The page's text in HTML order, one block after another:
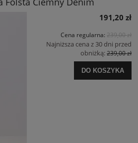
191,20 zł
Cena regularna: 239,00 zł
Najniższa cena z 30 dni przed
obniżką:239,00 zł
DO KOSZYKA